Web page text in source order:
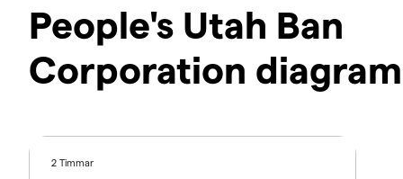
People's Utah Ban
Corporation diagram
2 Timmar